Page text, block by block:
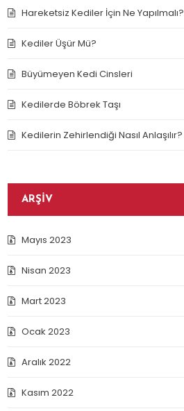
Hareketsiz Kediler İçin Ne Yapılmalı?
Kediler Üşür Mü?
Büyümeyen Kedi Cinsleri
Kedilerde Böbrek Taşı
Kedilerin Zehirlendiği Nasıl Anlaşılır?
ARŞIV
Mayıs 2023
Nisan 2023
Mart 2023
Ocak 2023
Aralık 2022
Kasım 2022